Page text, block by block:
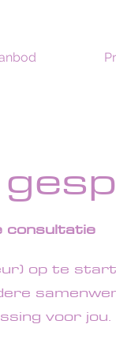
consultatie
op te
voor jou.